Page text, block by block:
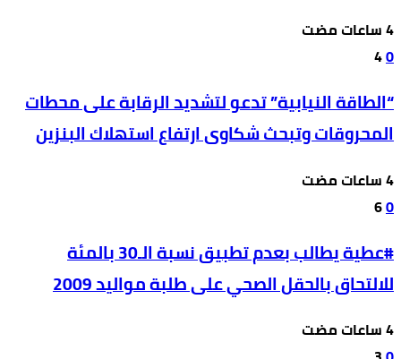
0
4
“الطاقة النيابية” تدعو لتشديد الرقابة على محطات
المحروقات وتبحث شكاوى ارتفاع استهلاك البنزين
0
6
#عطية يطالب بعدم تطبيق نسبة الـ30 بالمئة
للالتحاق بالحقل الصحي على طلبة مواليد 2009